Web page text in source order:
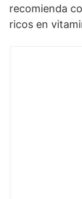
recomienda
ricos en